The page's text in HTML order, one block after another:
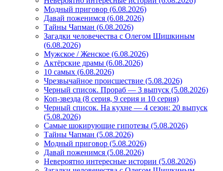
Модный приговор (6.08.2026)
Давай поженимся (6.08.2026)
Тайны Чапман (6.08.2026)
Загадки человечества с Олегом Шишкиным
(6.08.2026)
Мужское / Женское (6.08.2026)
Актёрские драмы (6.08.2026)
10 самых (6.08.2026)
Чрезвычайное происшествие (5.08.2026)
Черный список. Прораб — 3 выпуск (5.08.2026)
Коп-звезда (8 серия, 9 серия и 10 серия)
Черный список. На кухне — 4 сезон: 20 выпуск
(5.08.2026)
Самые шокирующие гипотезы (5.08.2026)
Тайны Чапман (5.08.2026)
Модный приговор (5.08.2026)
Давай поженимся (5.08.2026)
Невероятно интересные истории (5.08.2026)